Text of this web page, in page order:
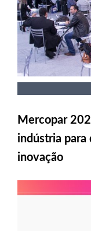
Mercopar
indústria para
inovação